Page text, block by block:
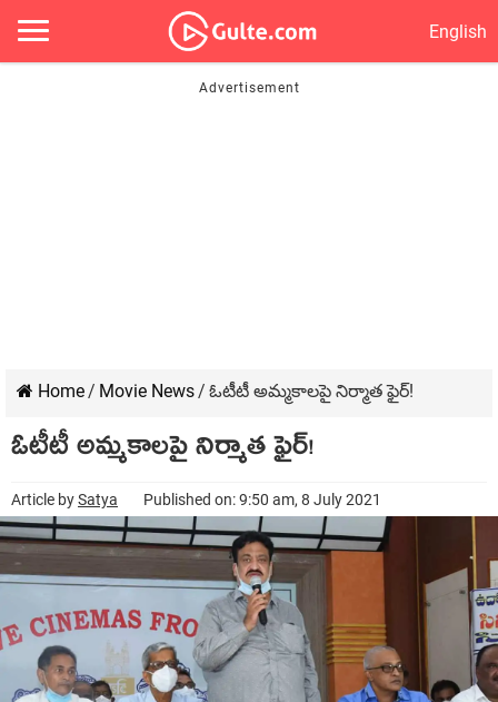
English
Home/ Movie News/ ఓటీటీ అమ్మకాలపై నిర్మాత ఫైర్!
ఓటీటీ అమ్మకాలపై నిర్మాత ఫైర్!
Article bySatya Published on: 9:50 am, 8 July 2021